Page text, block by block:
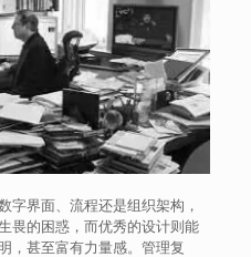
字界面、流程还是组织架构，
畏的困惑，而优秀的设计则能
，甚至富有力量感。管理复